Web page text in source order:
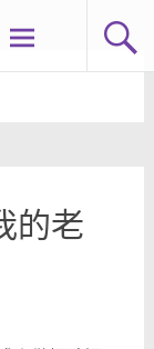
的老